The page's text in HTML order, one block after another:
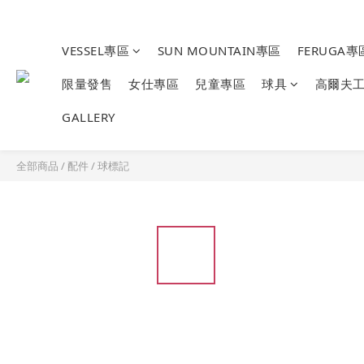
VESSEL專區 SUN MOUNTAIN專區 FERUGA專
限量發售 女仕專區 兒童專區 球具 高爾夫
GALLERY
全部商品 / 配件/球標記